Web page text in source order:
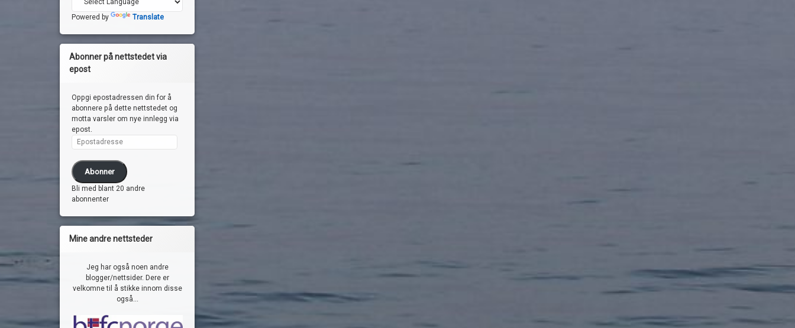
Powered by Translate
Abonner på nettstedet via
epost
Oppgi epostadressen din for å
abonnere på dette nettstedet og
motta varsler om nye innlegg via
epost.
Epostadresse
Abonner
Bli med blant 20 andre
abonnenter
Mine andre nettsteder
Jeg har også noen andre
blogger/nettsider. Dere er
velkomne til å stikke innom disse
også...